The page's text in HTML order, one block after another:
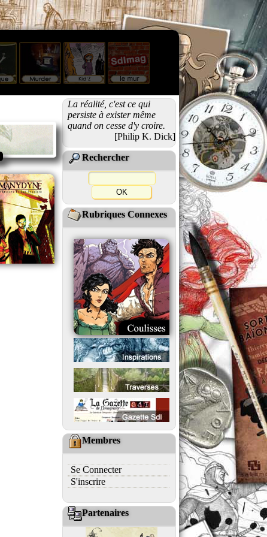
La réalité, c'est ce qui
persiste à exister même
quand on cesse d'y croire.
[Philip K. Dick]
Rechercher
Rubriques Connexes
Membres
Se Connecter
S'inscrire
Partenaires